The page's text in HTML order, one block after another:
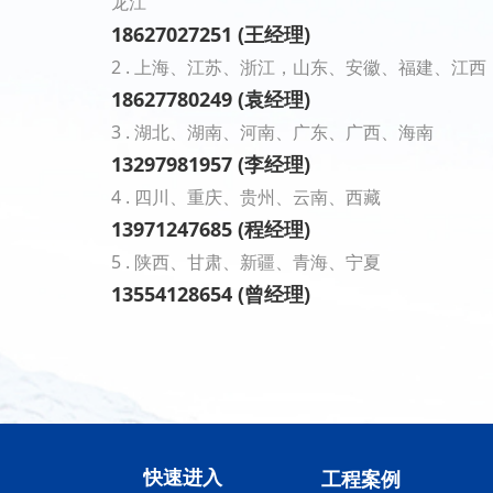
18627027251 (王经理)
2 . 上海、江苏、浙江，山东、安徽、福建、江西
18627780249 (袁经理)
3 . 湖北、湖南、河南、广东、广西、海南
13297981957 (李经理)
4 . 四川、重庆、贵州、云南、西藏
13971247685 (程经理)
5 . 陕西、甘肃、新疆、青海、宁夏
13554128654 (曾经理)
工程案例
快速进入